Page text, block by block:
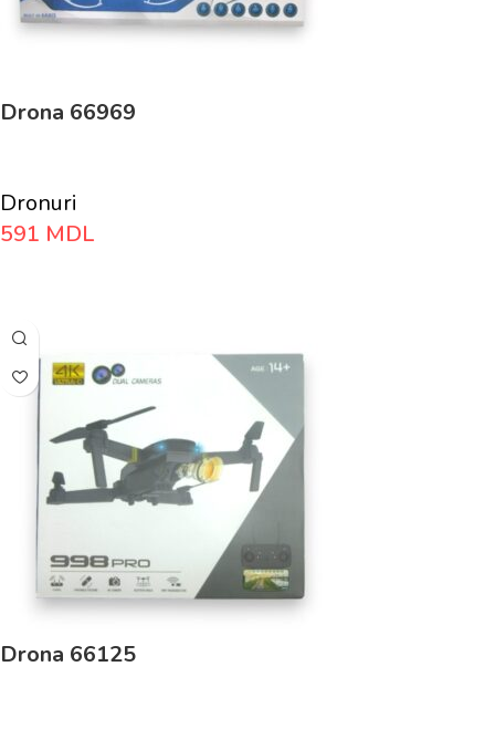
Drona 66969
Dronuri
591 MDL
Drona 66125